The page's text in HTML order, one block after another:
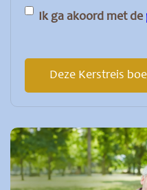
Instemming
Ik ga akoord met de
Deze Kerstreis